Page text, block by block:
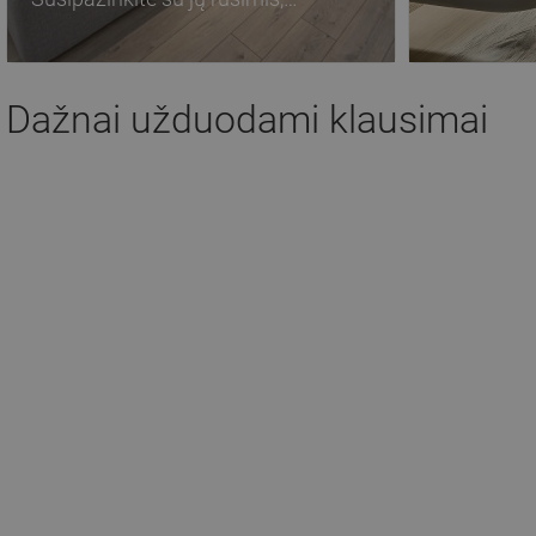
privalumais ir naudojimu
Dažnai užduodami klausimai